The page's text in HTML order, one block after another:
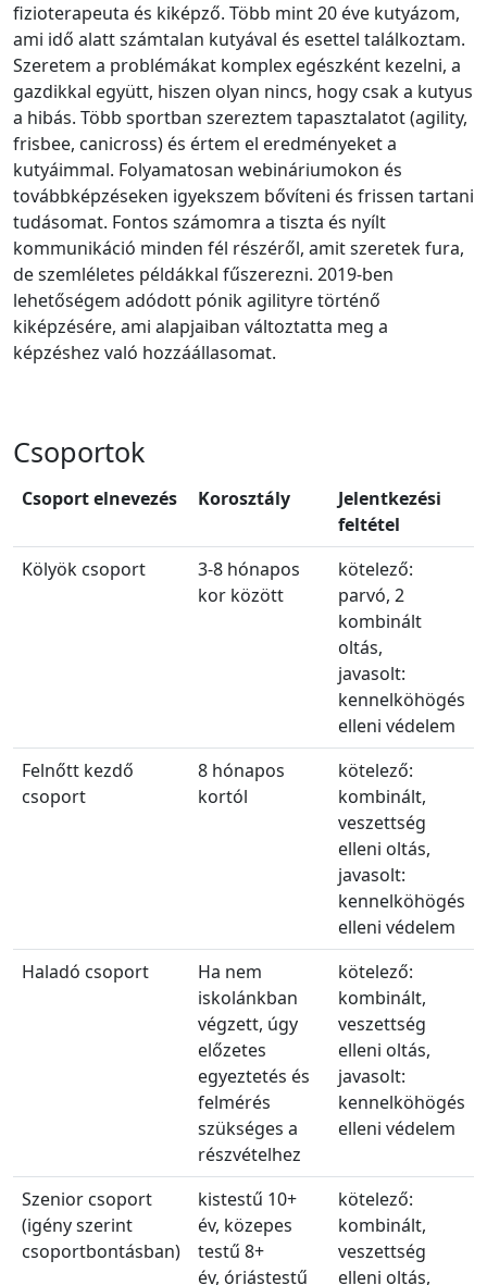
fizioterapeuta és kiképző. Több mint 20 éve kutyázom,
ami idő alatt számtalan kutyával és esettel találkoztam.
Szeretem a problémákat komplex egészként kezelni, a
gazdikkal együtt, hiszen olyan nincs, hogy csak a kutyus
a hibás. Több sportban szereztem tapasztalatot (agility,
frisbee, canicross) és értem el eredményeket a
kutyáimmal. Folyamatosan webináriumokon és
továbbképzéseken igyekszem bővíteni és frissen tartani
tudásomat. Fontos számomra a tiszta és nyílt
kommunikáció minden fél részéről, amit szeretek fura,
de szemléletes példákkal fűszerezni. 2019-ben
lehetőségem adódott pónik agilityre történő
kiképzésére, ami alapjaiban változtatta meg a
képzéshez való hozzáállasomat.
Csoportok
Csoport elnevezés Korosztály
Jelentkezési
feltétel
Kölyök csoport
3-8 hónapos
kor között
kötelező:
parvó, 2
kombinált
oltás,
javasolt:
kennelköhögés
elleni védelem
Felnőtt kezdő
csoport
8 hónapos
kortól
kötelező:
kombinált,
veszettség
elleni oltás,
javasolt:
kennelköhögés
elleni védelem
Haladó csoport
Ha nem
iskolánkban
végzett, úgy
előzetes
egyeztetés és
felmérés
szükséges a
részvételhez
kötelező:
kombinált,
veszettség
elleni oltás,
javasolt:
kennelköhögés
elleni védelem
Szenior csoport
(igény szerint
csoportbontásban)
kistestű 10+
év, közepes
testű 8+
év, óriástestű
kötelező:
kombinált,
veszettség
elleni oltás,